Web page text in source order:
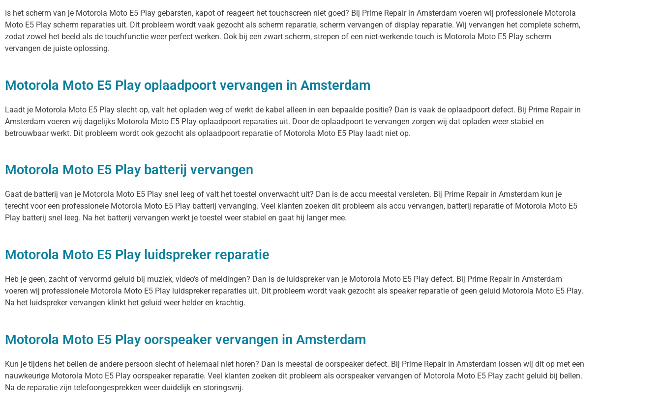
Is het scherm van je Motorola Moto E5 Play gebarsten, kapot of reageert het touchscreen niet goed? Bij Prime Repair in Amsterdam voeren wij professionele Motorola
Moto E5 Play scherm reparaties uit. Dit probleem wordt vaak gezocht als scherm reparatie, scherm vervangen of display reparatie. Wij vervangen het complete scherm,
zodat zowel het beeld als de touchfunctie weer perfect werken. Ook bij een zwart scherm, strepen of een niet-werkende touch is Motorola Moto E5 Play scherm
vervangen de juiste oplossing.
Motorola Moto E5 Play oplaadpoort vervangen in Amsterdam
Laadt je Motorola Moto E5 Play slecht op, valt het opladen weg of werkt de kabel alleen in een bepaalde positie? Dan is vaak de oplaadpoort defect. Bij Prime Repair in
Amsterdam voeren wij dagelijks Motorola Moto E5 Play oplaadpoort reparaties uit. Door de oplaadpoort te vervangen zorgen wij dat opladen weer stabiel en
betrouwbaar werkt. Dit probleem wordt ook gezocht als oplaadpoort reparatie of Motorola Moto E5 Play laadt niet op.
Motorola Moto E5 Play batterij vervangen
Gaat de batterij van je Motorola Moto E5 Play snel leeg of valt het toestel onverwacht uit? Dan is de accu meestal versleten. Bij Prime Repair in Amsterdam kun je
terecht voor een professionele Motorola Moto E5 Play batterij vervanging. Veel klanten zoeken dit probleem als accu vervangen, batterij reparatie of Motorola Moto E5
Play batterij snel leeg. Na het batterij vervangen werkt je toestel weer stabiel en gaat hij langer mee.
Motorola Moto E5 Play luidspreker reparatie
Heb je geen, zacht of vervormd geluid bij muziek, video’s of meldingen? Dan is de luidspreker van je Motorola Moto E5 Play defect. Bij Prime Repair in Amsterdam
voeren wij professionele Motorola Moto E5 Play luidspreker reparaties uit. Dit probleem wordt vaak gezocht als speaker reparatie of geen geluid Motorola Moto E5 Play.
Na het luidspreker vervangen klinkt het geluid weer helder en krachtig.
Motorola Moto E5 Play oorspeaker vervangen in Amsterdam
Kun je tijdens het bellen de andere persoon slecht of helemaal niet horen? Dan is meestal de oorspeaker defect. Bij Prime Repair in Amsterdam lossen wij dit op met een
nauwkeurige Motorola Moto E5 Play oorspeaker reparatie. Veel klanten zoeken dit probleem als oorspeaker vervangen of Motorola Moto E5 Play zacht geluid bij bellen.
Na de reparatie zijn telefoongesprekken weer duidelijk en storingsvrij.